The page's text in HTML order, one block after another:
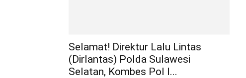
Selamat! Direktur Lalu Lintas
(Dirlantas) Polda Sulawesi
Selatan, Kombes Pol I...